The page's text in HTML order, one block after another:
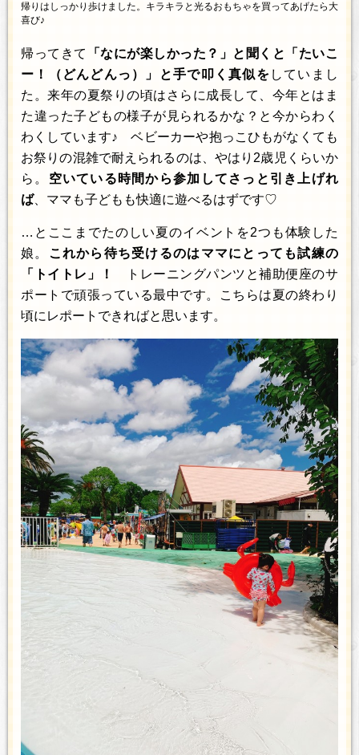
帰りはしっかり歩けました。キラキラと光るおもちゃを買ってあげたら大
喜び♪
帰ってきて
「なにが楽しかった？」と聞くと「たいこ
ー！（どんどんっ）」と手で叩く真似を していまし
た。来年の夏祭りの頃はさらに成長して、今年とはま
た違った子どもの様子が見られるかな？と今からわく
わくしています♪ ベビーカーや抱っこひもがなくても
お祭りの混雑で耐えられるのは、やはり2歳児くらいか
ら。 空いている時間から参加してさっと引き上げれ
ば、ママも子どもも快適に遊べるはずです♡
…とここまでたのしい夏のイベントを2つも体験した
娘。 これから待ち受けるのはママにとっても試練の
「トイトレ」！
トレーニングパンツと補助便座のサ
ポートで頑張っている最中です。こちらは夏の終わり
頃にレポートできればと思います。